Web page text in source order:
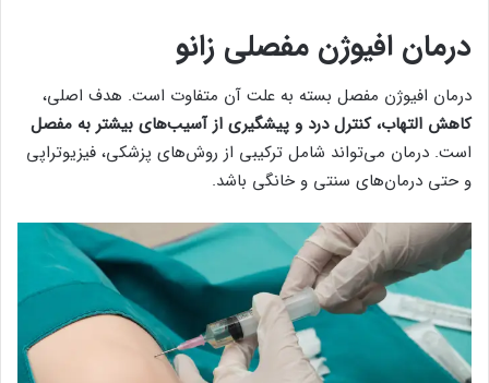
درمان افیوژن مفصلی زانو
درمان افیوژن مفصل بسته به علت آن متفاوت است. هدف اصلی،
کاهش التهاب، کنترل درد و پیشگیری از آسیب‌های بیشتر به مفصل
است. درمان می‌تواند شامل ترکیبی از روش‌های پزشکی، فیزیوتراپی
و حتی درمان‌های سنتی و خانگی باشد.